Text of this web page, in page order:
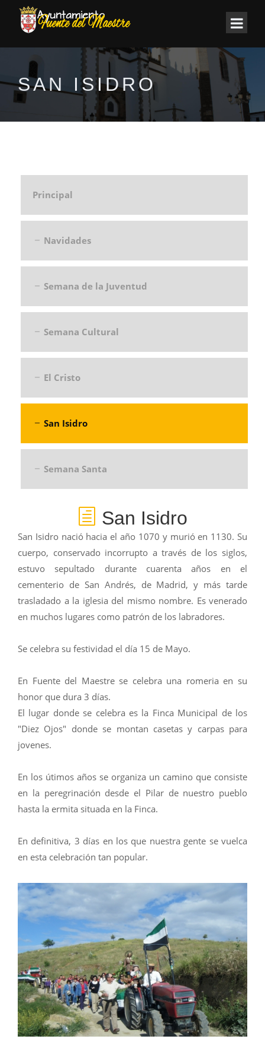
SAN ISIDRO
Principal
Navidades
Semana de la Juventud
Semana Cultural
El Cristo
San Isidro
Semana Santa
San Isidro
San Isidro nació hacia el año 1070 y murió en 1130. Su
cuerpo, conservado incorrupto a través de los siglos,
estuvo sepultado durante cuarenta años en el
cementerio de San Andrés, de Madrid, y más tarde
trasladado a la iglesia del mismo nombre. Es venerado
en muchos lugares como patrón de los labradores.
Se celebra su festividad el día 15 de Mayo.
En Fuente del Maestre se celebra una romeria en su
honor que dura 3 días.
El lugar donde se celebra es la Finca Municipal de los
"Diez Ojos" donde se montan casetas y carpas para
jovenes.
En los útimos años se organiza un camino que consiste
en la peregrinación desde el Pilar de nuestro pueblo
hasta la ermita situada en la Finca.
En definitiva, 3 días en los que nuestra gente se vuelca
en esta celebración tan popular.